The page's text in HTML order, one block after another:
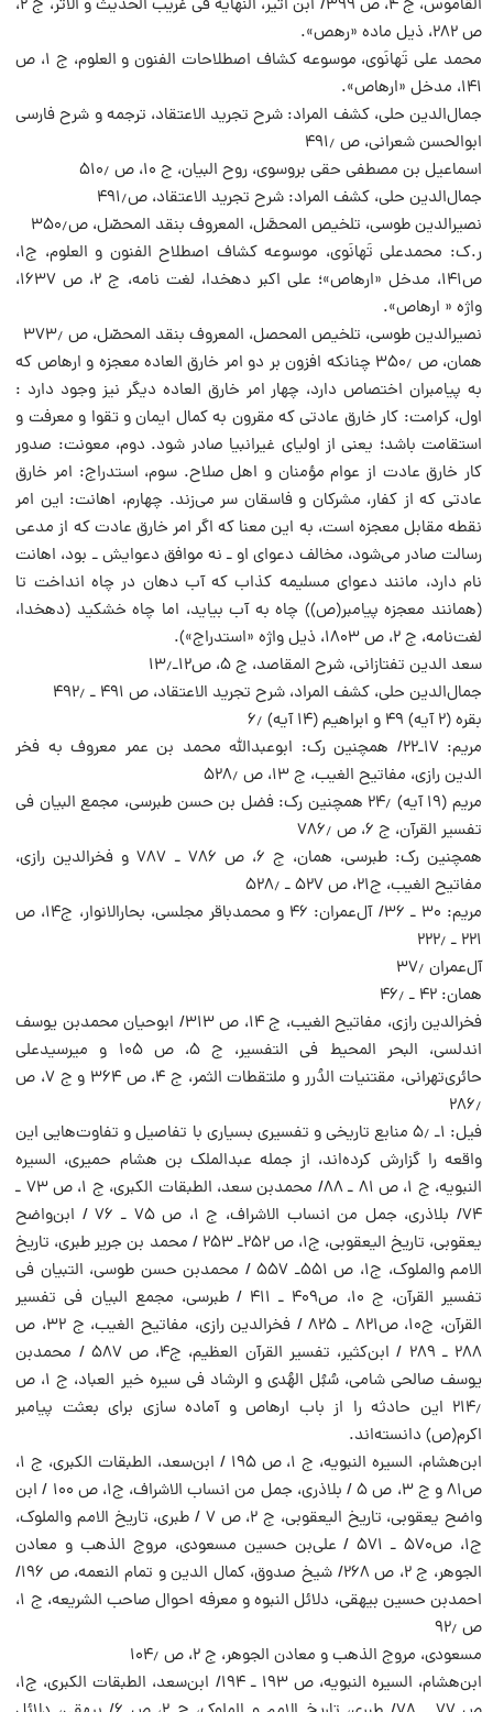
القاموس، ج ۴، ص ۳۹۹/ ابن اثیر، النهایه فی غریب الحدیث و الاثر، ج ۲،
ص ۲۸۲، ذیل ماده «رهص».
محمد علی تَهانَوی، موسوعه کشاف اصطلاحات الفنون و العلوم، ج ‌۱، ص
‌۱۴۱، مدخل «ارهاص».
جمال‌الدین حلی، کشف المراد: شرح تجرید الاعتقاد، ترجمه و شرح فارسی
ابوالحسن شعرانی، ص ‌۴۹۱٫
اسماعیل بن مصطفی حقی بروسوی، روح البیان، ج ‌۱۰، ص ‌۵۱۰٫
جمال‌الدین حلی، کشف المراد: شرح تجرید الاعتقاد، ص‌۴۹۱٫
نصیرالدین طوسی، تلخیص المحصَّل، المعروف بنقد المحصّل، ص‌۳۵۰٫
ر.ک: محمدعلی تَهانَوی، موسوعه کشاف اصطلاح الفنون و العلوم، ج‌۱،
ص‌۱۴۱، مدخل «ارهاص»؛ علی اکبر دهخدا، لغت نامه، ج ۲، ص ۱۶۳۷،
واژه « ارهاص».
نصیرالدین طوسی، تلخیص المحصل، المعروف بنقد المحصّل، ص ۳۷۳٫
همان، ص ۳۵۰٫ چنانکه افزون بر دو امر خارق العاده معجزه و ارهاص که
به پیامبران اختصاص دارد، چهار امر خارق العاده دیگر نیز وجود دارد :
اول، کرامت: کار خارق عادتی که مقرون به کمال ایمان و تقوا و معرفت و
استقامت باشد؛ یعنی از اولیای غیرانبیا صادر شود. دوم، معونت: صدور
کار خارق عادت از عوام مؤمنان و اهل صلاح. سوم، استدراج: امر خارق
عادتی که از کفار، مشرکان و فاسقان سر می‌زند. چهارم، اهانت: این امر
نقطه مقابل معجزه است، به این معنا که اگر امر خارق عادت که از مدعی
رسالت صادر می‌شود، مخالف دعوای او ـ نه موافق دعوایش ـ بود، اهانت
نام دارد، مانند دعوای مسلیمه کذاب که آب دهان در چاه انداخت تا
(همانند معجزه پیامبر‌(ص)) چاه به آب بیاید، اما چاه خشکید (دهخدا،
لغت‌نامه، ج ۲، ص ۱۸۰۳، ذیل واژه «استدراج»).
سعد الدین تفتازانی، شرح المقاصد، ج ‌۵، ص‌۱۲‌ـ۱۳٫
جمال‌الدین حلی، کشف المراد، شرح تجرید الاعتقاد، ص ۴۹۱ ـ ۴۹۲٫
بقره (۲ آیه) ۴۹ و ابراهیم (۱۴ آیه) ۶٫
مریم: ۱۷ـ۲۲/ همچنین رک: ابوعبدالله محمد بن عمر معروف به فخر
الدین رازی، مفاتیح الغیب، ج ‌۱۳، ص ‌۵۲۸٫
مریم (۱۹ آیه) ۲۴٫ همچنین رک: فضل بن حسن طبرسی، مجمع البیان فی
تفسیر القرآن، ج ‌۶، ص ۷۸۶٫
همچنین رک: طبرسی، همان، ج ۶، ص ۷۸۶ ـ ۷۸۷ و فخرالدین رازی،
مفاتیح الغیب، ج‌۲۱، ص ۵۲۷ ـ ‌۵۲۸٫
مریم: ۳۰ ـ ۳۶/ آل‌عمران: ۴۶ و محمدباقر مجلسی، بحارالانوار، ج‌۱۴، ص
۲۲۱ ـ ‌۲۲۲٫
آل‌عمران ۳۷٫
همان: ۴۲ ـ ۴۶٫
فخرالدین رازی، مفاتیح الغیب، ج ۱۴، ص ۳۱۳/ ابوحیان محمدبن یوسف
اندلسی، البحر المحیط فی التفسیر، ج ۵، ص ۱۰۵ و میرسیدعلی
حائری‌تهرانی، مقتنیات الدُرر و ملتقطات الثمر، ج ۴، ص ۳۶۴ و ج ۷، ص
۲۸۶٫
فیل: ۱ـ ۵٫ منابع تاریخی و تفسیری بسیاری با تفاصیل و تفاوت‌هایی این
واقعه را گزارش کرده‌اند، از جمله عبدالملک بن هشام حمیری، السیره
النبویه، ج ۱، ص ۸۱ ـ ۸۸/ محمدبن سعد، الطبقات الکبری، ج ۱، ص ۷۳ ـ
۷۴/ بلاذری، جمل من انساب الاشراف، ج ۱، ص ۷۵ ـ ۷۶ / ابن‌واضح
یعقوبی، تاریخ الیعقوبی، ج۱، ص ۲۵۲ـ ۲۵۳ / محمد بن جریر طبری، تاریخ
الامم والملوک، ج۱، ص ۵۵۱ـ ۵۵۷‌ / محمدبن حسن طوسی، التبیان فی
تفسیر القرآن، ج ‌۱۰، ص‌۴۰۹ ـ ۴۱۱ / طبرسی، مجمع البیان فی تفسیر
القرآن، ج‌۱۰، ص۸۲۱ ـ ‌۸۲۵ / فخرالدین رازی، مفاتیح الغیب، ج ۳۲، ص
۲۸۸ ـ ۲۸۹ / ابن‌کثیر، تفسیر القرآن العظیم، ج۴، ص ۵۸۷ / محمدبن
یوسف صالحی شامی، سُبُل الهُدی و الرشاد فی سیره خیر العباد، ج ۱، ص
۲۱۴٫ این حادثه را از باب ارهاص و آماده سازی برای بعثت پیامبر
اکرم‌(ص) دانسته‌اند.
ابن‌هشام، السیره النبویه، ج ۱، ص ۱۹۵ / ابن‌سعد، الطبقات الکبری، ج ۱،
ص۸۱ و ج ۳، ص ۵ / بلاذری، جمل من انساب الاشراف، ج۱، ص ۱۰۰ / ابن
واضح یعقوبی، تاریخ الیعقوبی، ج ۲، ص ۷ / طبری، تاریخ الامم والملوک،
ج۱، ص۵۷۰ ـ ۵۷۱ / علی‌بن حسین مسعودی، مروج الذهب و معادن
الجوهر، ج ۲، ص ۲۶۸/ شیخ صدوق، کمال الدین و تمام النعمه، ص ۱۹۶/
احمدبن حسین بیهقی، دلائل النبوه و معرفه احوال صاحب الشریعه، ج ۱،
ص ۹۲٫
مسعودی، مروج الذهب و معادن الجوهر، ج ۲، ص ۱۰۴٫
ابن‌هشام، السیره النبویه، ص ۱۹۳ ـ ۱۹۴/ ابن‌سعد، الطبقات الکبری، ج۱،